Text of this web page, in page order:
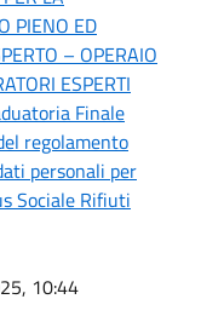
PIENO ED
– OPERAIO
ESPERTI
Finale
regolamento
personali per
Sociale Rifiuti
10:44